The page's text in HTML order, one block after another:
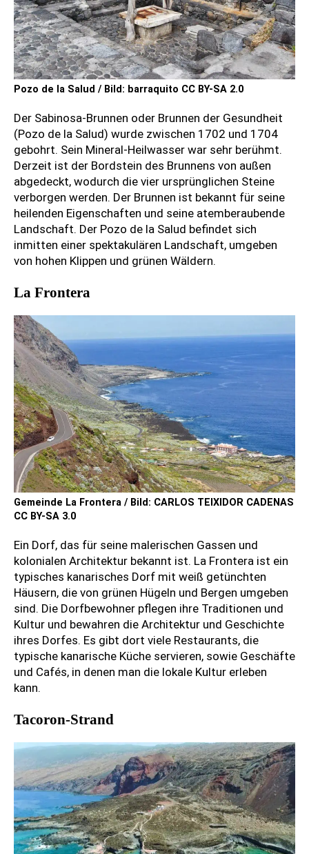
Pozo de la Salud / Bild: barraquito CC BY-SA 2.0
Der Sabinosa-Brunnen oder Brunnen der Gesundheit
(Pozo de la Salud) wurde zwischen 1702 und 1704
gebohrt. Sein Mineral-Heilwasser war sehr berühmt.
Derzeit ist der Bordstein des Brunnens von außen
abgedeckt, wodurch die vier ursprünglichen Steine ​​
verborgen werden. Der Brunnen ist bekannt für seine
heilenden Eigenschaften und seine atemberaubende
Landschaft. Der Pozo de la Salud befindet sich
inmitten einer spektakulären Landschaft, umgeben
von hohen Klippen und grünen Wäldern.
La Frontera
Gemeinde La Frontera / Bild: CARLOS TEIXIDOR CADENAS
CC BY-SA 3.0
Ein Dorf, das für seine malerischen Gassen und
kolonialen Architektur bekannt ist. La Frontera ist ein
typisches kanarisches Dorf mit weiß getünchten
Häusern, die von grünen Hügeln und Bergen umgeben
sind. Die Dorfbewohner pflegen ihre Traditionen und
Kultur und bewahren die Architektur und Geschichte
ihres Dorfes. Es gibt dort viele Restaurants, die
typische kanarische Küche servieren, sowie Geschäfte
und Cafés, in denen man die lokale Kultur erleben
kann.
Tacoron-Strand